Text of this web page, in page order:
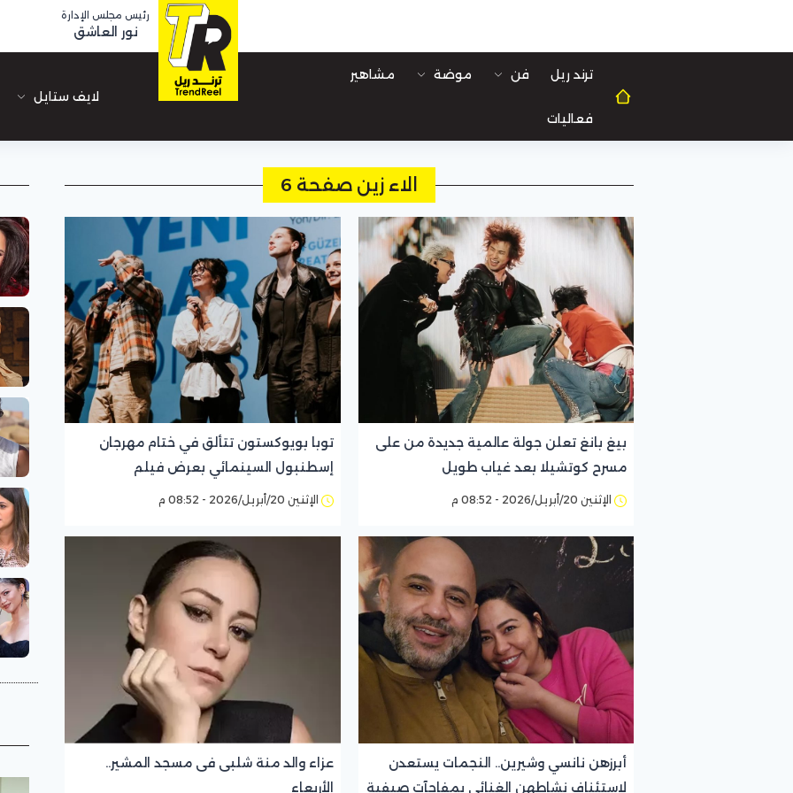
رئيس مجلس الإدارة
نور العاشق
ترند ريل فن موضة مشاهير
فعاليات
لايف ستايل
الاء زين صفحة 6
بيغ بانغ تعلن جولة عالمية جديدة من على
مسرح كوتشيلا بعد غياب طويل
الإثنين 20/أبريل/2026 - 08:52 م
توبا بويوكستون تتألق في ختام مهرجان
إسطنبول السينمائي بعرض فيلم
“Sultana”
الإثنين 20/أبريل/2026 - 08:52 م
أبرزهن نانسي وشيرين.. النجمات يستعدن
لاستئناف نشاطهن الغنائي بمفاجآت صيفية
عزاء والد منة شلبى فى مسجد المشير..
الأربعاء